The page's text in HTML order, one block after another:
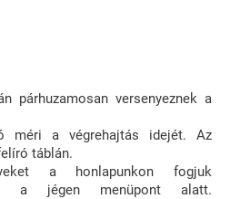
párhuzamosan versenyeznek a
méri a végrehajtás idejét. Az
táblán.
a honlapunkon fogjuk
a jégen menüpont alatt.